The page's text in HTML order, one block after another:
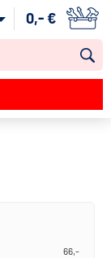
Môj účet
0,- €
66,-